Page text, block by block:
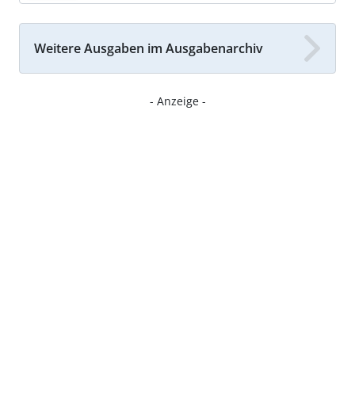
Weitere Ausgaben im Ausgabenarchiv
- Anzeige -